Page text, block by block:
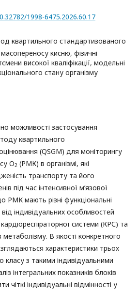
1998-6475.2026.60.17
квартильного стандартизованого
кисню, фізичні
високої кваліфікації, модельні
стану організму
можливості застосування
квартильного
(QSGM) для моніторингу
О2 (РМК) в організмі, які
транспорту та його
під час інтенсивної м’язової
РМК мають різні функціональні
індивідуальних особливостей
системи (КРС) та
метаболізму. В якості конкретного
характеристики трьох
класу з такими індивідуальними
інтегральних показників блоків
індивідуальні відмінності у